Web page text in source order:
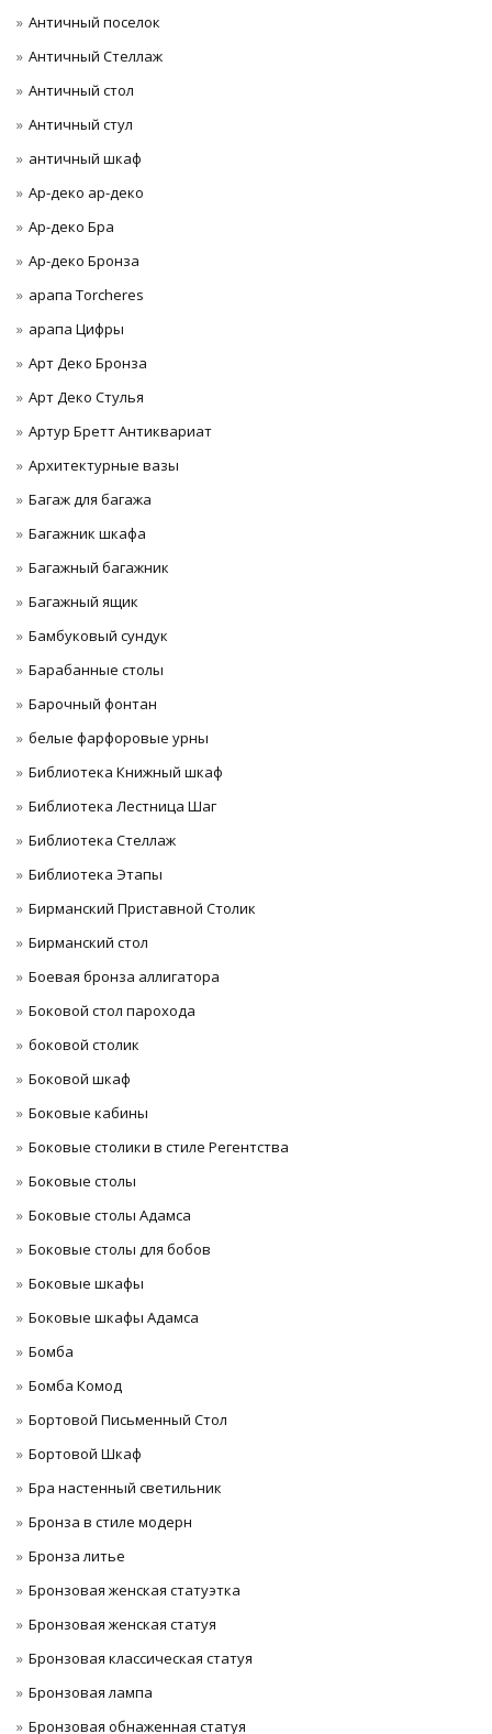
Античный поселок
Античный Стеллаж
Античный стол
Античный стул
античный шкаф
Ар-деко ар-деко
Ар-деко Бра
Ар-деко Бронза
арапа Torcheres
арапа Цифры
Арт Деко Бронза
Арт Деко Стулья
Артур Бретт Антиквариат
Архитектурные вазы
Багаж для багажа
Багажник шкафа
Багажный багажник
Багажный ящик
Бамбуковый сундук
Барабанные столы
Барочный фонтан
белые фарфоровые урны
Библиотека Книжный шкаф
Библиотека Лестница Шаг
Библиотека Стеллаж
Библиотека Этапы
Бирманский Приставной Столик
Бирманский стол
Боевая бронза аллигатора
Боковой стол парохода
боковой столик
Боковой шкаф
Боковые кабины
Боковые столики в стиле Регентства
Боковые столы
Боковые столы Адамса
Боковые столы для бобов
Боковые шкафы
Боковые шкафы Адамса
Бомба
Бомба Комод
Бортовой Письменный Стол
Бортовой Шкаф
Бра настенный светильник
Бронза в стиле модерн
Бронза литье
Бронзовая женская статуэтка
Бронзовая женская статуя
Бронзовая классическая статуя
Бронзовая лампа
Бронзовая обнаженная статуя